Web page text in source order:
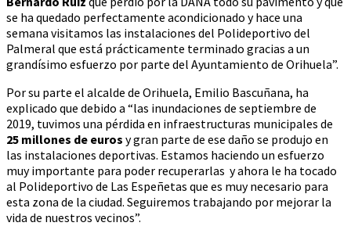
se ha quedado perfectamente acondicionado y hace una
semana visitamos las instalaciones del Polideportivo del
Palmeral que está prácticamente terminado gracias a un
grandísimo esfuerzo por parte del Ayuntamiento de Orihuela”.
Por su parte el alcalde de Orihuela, Emilio Bascuñana, ha
explicado que debido a “las inundaciones de septiembre de
2019, tuvimos una pérdida en infraestructuras municipales de
25 millones de euros y gran parte de ese daño se produjo en
las instalaciones deportivas. Estamos haciendo un esfuerzo
muy importante para poder recuperarlas y ahora le ha tocado
al Polideportivo de Las Espeñetas que es muy necesario para
esta zona de la ciudad. Seguiremos trabajando por mejorar la
vida de nuestros vecinos”.